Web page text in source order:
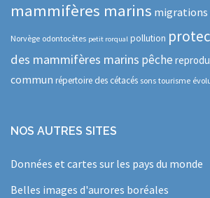
mammifères marins migrations
Norvège odontocètes petit rorqual pollution
des mammifères marins pêche
commun répertoire des cétacés sons tourisme
NOS AUTRES SITES
Données et cartes sur les pays du monde
Belles images d'aurores boréales